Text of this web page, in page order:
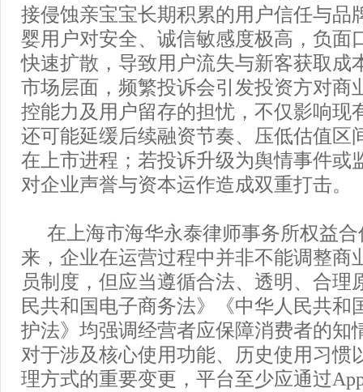
接侵蚀亲宝宝长期积累的用户信任与品
婴用户对安全、诚信敏感度极高，负面
快速扩散，导致用户流失与新客获取成
市场层面，频繁投诉会引发投资方对商
控能力及用户留存的担忧，不仅影响现
还可能延缓后续融资节奏、压低估值区
在上市进程；若投诉升级为舆情事件或
对企业声誉与资本运作造成双重打击。
在上海市海华永泰律师事务所权益
来，企业在运营过程中并非不能调整商
员制度，但应当遵循合法、透明、合理
民共和国电子商务法》《中华人民共和
护法》均强调经营者应保障消费者的知
对于涉及核心使用功能、历史使用习惯
理方式的重要变更，平台至少应通过